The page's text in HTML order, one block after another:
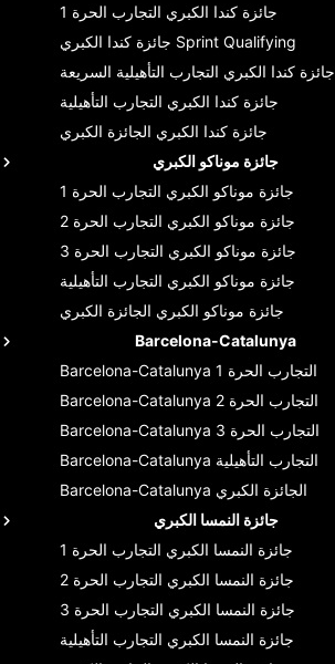
جائزة كندا الكبري التجارب الحرة 1
جائزة كندا الكبري Sprint Qualifying
جائزة كندا الكبري التجارب التأهيلية السريعة
جائزة كندا الكبري التجارب التأهيلية
جائزة كندا الكبري الجائزة الكبري
جائزة موناكو الكبري
جائزة موناكو الكبري التجارب الحرة 1
جائزة موناكو الكبري التجارب الحرة 2
جائزة موناكو الكبري التجارب الحرة 3
جائزة موناكو الكبري التجارب التأهيلية
جائزة موناكو الكبري الجائزة الكبري
Barcelona-Catalunya
Barcelona-Catalunya
التجارب الحرة 1
Barcelona-Catalunya
التجارب الحرة 2
Barcelona-Catalunya
التجارب الحرة 3
Barcelona-Catalunya التجارب التأهيلية
Barcelona-Catalunya الجائزة الكبري
جائزة النمسا الكبري
جائزة النمسا الكبري التجارب الحرة 1
جائزة النمسا الكبري التجارب الحرة 2
جائزة النمسا الكبري التجارب الحرة 3
جائزة النمسا الكبري التجارب التأهيلية